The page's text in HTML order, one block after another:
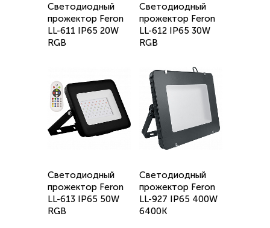
Светодиодный
прожектор Feron
LL-611 IP65 20W
RGB
Светодиодный
прожектор Feron
LL-612 IP65 30W
RGB
Светодиодный
прожектор Feron
LL-613 IP65 50W
RGB
Светодиодный
прожектор Feron
LL-927 IP65 400W
6400K